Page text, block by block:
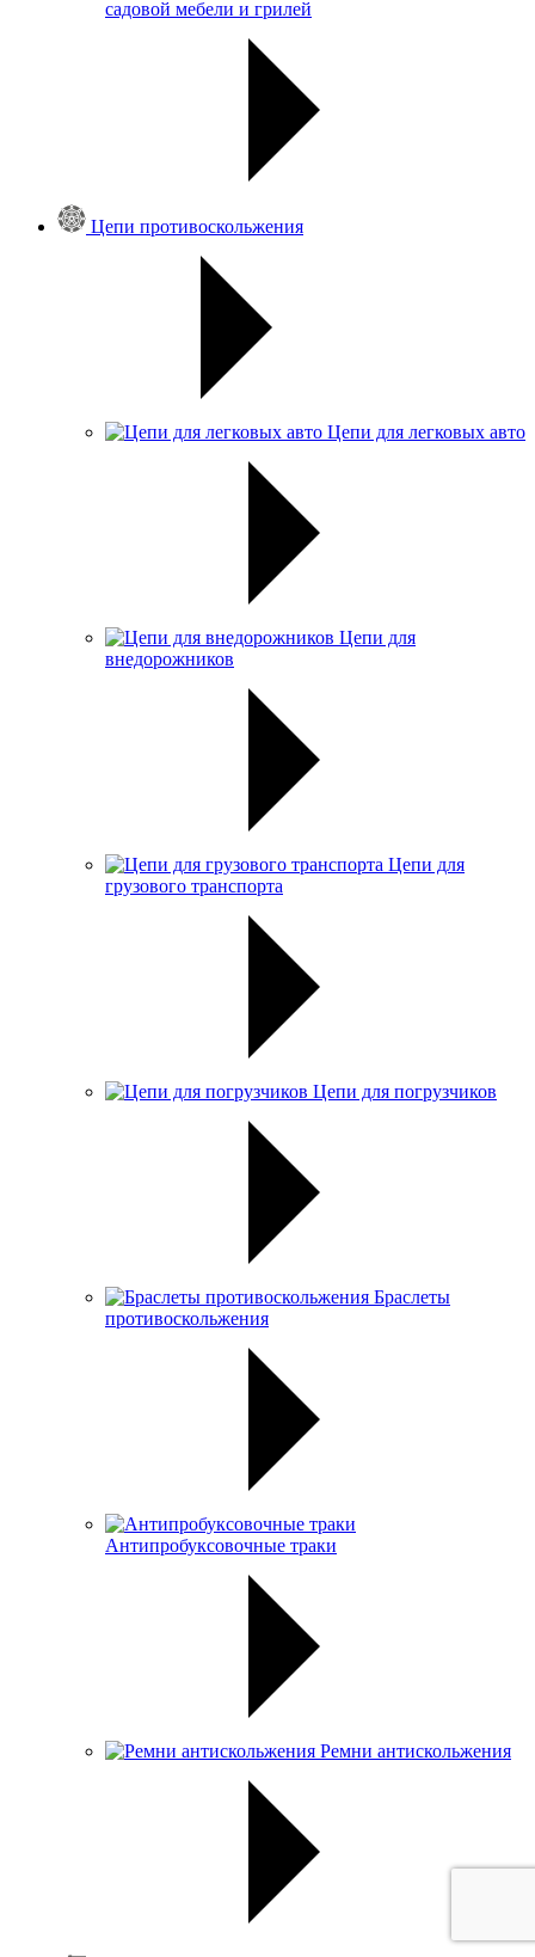
садовой мебели и грилей
Цепи противоскольжения
Цепи для легковых авто
Цепи для
внедорожников
Цепи для
грузового транспорта
Цепи для погрузчиков
Браслеты
противоскольжения
Антипробуксовочные траки
Ремни антискольжения